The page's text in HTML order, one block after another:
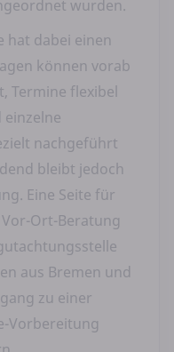
wurden.
hat dabei einen
können vorab
Termine flexibel
nachgeführt
bleibt jedoch
Eine Seite für
Ort-Beratung
aus Bremen und
zu einer
Vorbereitung